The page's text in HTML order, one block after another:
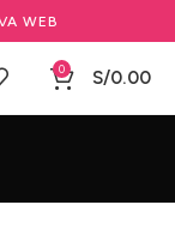
WEB
0 S/0.00